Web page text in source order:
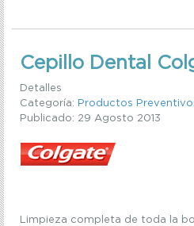
Cepillo Dental
Detalles
Categoría: Productos
Publicado: 29 Agosto 2013
Limpieza completa de toda la